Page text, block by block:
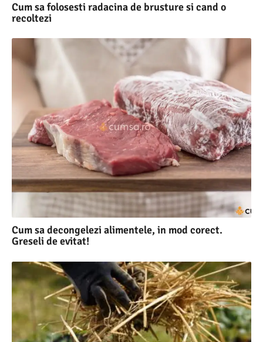
Cum sa folosesti radacina de brusture si cand o
recoltezi
Cum sa decongelezi alimentele, in mod corect.
Greseli de evitat!